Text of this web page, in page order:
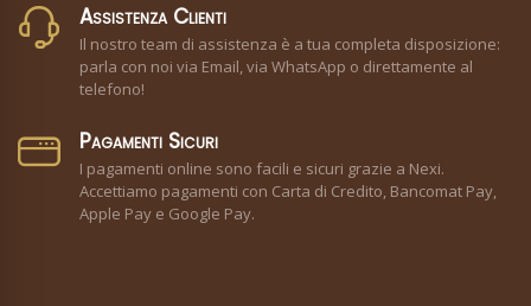
Assistenza Clienti
Il nostro team di assistenza è a tua completa disposizione:
parla con noi via Email, via WhatsApp o direttamente al
telefono!
Pagamenti Sicuri
I pagamenti online sono facili e sicuri grazie a Nexi.
Accettiamo pagamenti con Carta di Credito, Bancomat Pay,
Apple Pay e Google Pay.